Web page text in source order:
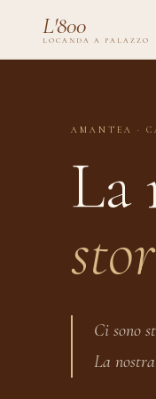
L'800
LOCANDA A PALAZZO
AMANTEA ·
La
Ci sono
La